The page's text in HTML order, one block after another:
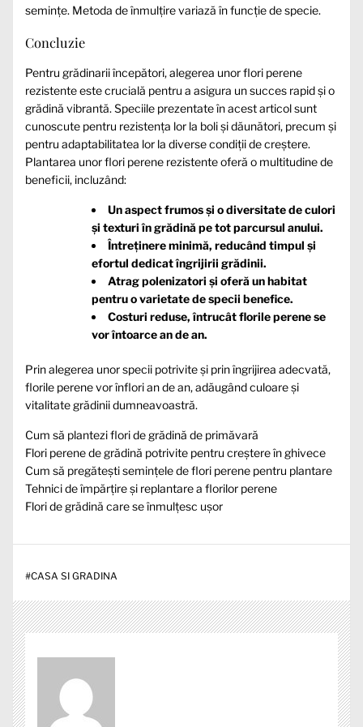
semințe. Metoda de înmulțire variază în funcție de specie.
Concluzie
Pentru grădinarii începători, alegerea unor flori perene
rezistente este crucială pentru a asigura un succes rapid și o
grădină vibrantă. Speciile prezentate în acest articol sunt
cunoscute pentru rezistența lor la boli și dăunători, precum și
pentru adaptabilitatea lor la diverse condiții de creștere.
Plantarea unor flori perene rezistente oferă o multitudine de
beneficii, incluzând:
Un aspect frumos și o diversitate de culori
și texturi în grădină pe tot parcursul anului.
Întreținere minimă, reducând timpul și
efortul dedicat îngrijirii grădinii.
Atrag polenizatori și oferă un habitat
pentru o varietate de specii benefice.
Costuri reduse, întrucât florile perene se
vor întoarce an de an.
Prin alegerea unor specii potrivite și prin îngrijirea adecvată,
florile perene vor înflori an de an, adăugând culoare și
vitalitate grădinii dumneavoastră.
Cum să plantezi flori de grădină de primăvară
Flori perene de grădină potrivite pentru creștere în ghivece
Cum să pregătești semințele de flori perene pentru plantare
Tehnici de împărțire și replantare a florilor perene
Flori de grădină care se înmulțesc ușor
#CASA SI GRADINA